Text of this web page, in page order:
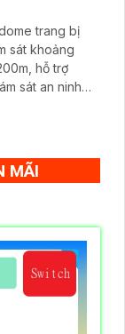
trang bị
sát khoảng
hỗ trợ
sát an ninh,
MÃI